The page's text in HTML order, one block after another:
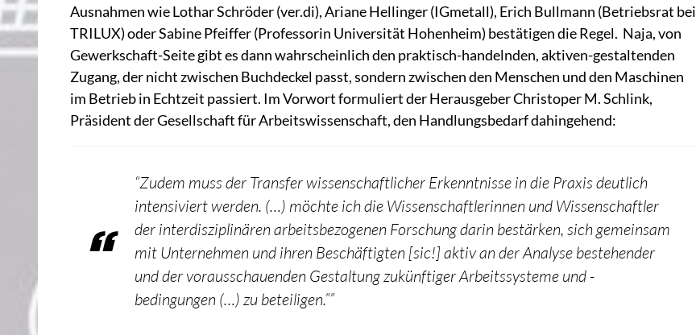
Ausnahmen wie Lothar Schröder (ver.di), Ariane Hellinger (IGmetall), Erich Bullmann (Betriebsrat bei
TRILUX) oder Sabine Pfeiffer (Professorin Universität Hohenheim) bestätigen die Regel. Naja, von
Gewerkschaft-Seite gibt es dann wahrscheinlich den praktisch-handelnden, aktiven-gestaltenden
Zugang, der nicht zwischen Buchdeckel passt, sondern zwischen den Menschen und den Maschinen
im Betrieb in Echtzeit passiert. Im Vorwort formuliert der Herausgeber Christoper M. Schlink,
Präsident der Gesellschaft für Arbeitswissenschaft, den Handlungsbedarf dahingehend:
“Zudem muss der Transfer wissenschaftlicher Erkenntnisse in die Praxis deutlich
intensiviert werden. (…) möchte ich die Wissenschaftlerinnen und Wissenschaftler
der interdisziplinären arbeitsbezogenen Forschung darin bestärken, sich gemeinsam
mit Unternehmen und ihren Beschäftigten [sic!] aktiv an der Analyse bestehender
und der vorausschauenden Gestaltung zukünftiger Arbeitssysteme und -
bedingungen (…) zu beteiligen.””